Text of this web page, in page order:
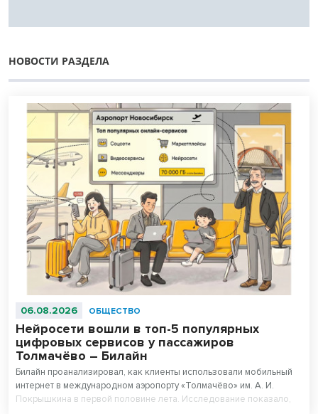
НОВОСТИ РАЗДЕЛА
06.08.2026 ОБЩЕСТВО
Нейросети вошли в топ-5 популярных
цифровых сервисов у пассажиров
Толмачёво – Билайн
Билайн проанализировал, как клиенты использовали мобильный
интернет в международном аэропорту «Толмачёво» им. А. И.
Покрышкина в первой половине лета. Исследование показало,